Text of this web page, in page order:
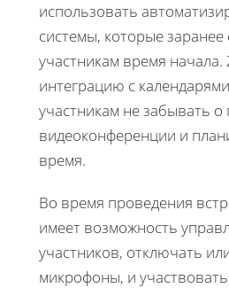
использовать
системы, которые
участникам время начала.
интеграцию с
участникам не забывать
видеоконференции и
время.
Во время проведения
имеет возможность
участников, отключать
микрофоны, и